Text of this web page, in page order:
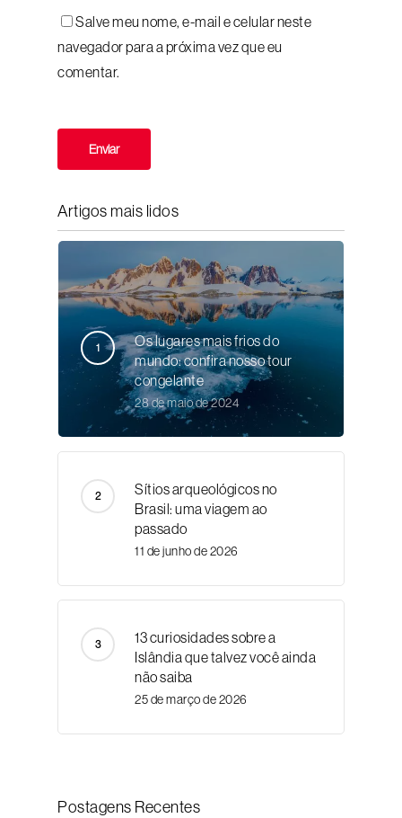
Salve meu nome, e-mail e celular neste
navegador para a próxima vez que eu
comentar.
Artigos mais lidos
Os lugares mais frios do
mundo: confira nosso tour
congelante
28 de maio de 2024
Sítios arqueológicos no
Brasil: uma viagem ao
passado
11 de junho de 2026
13 curiosidades sobre a
Islândia que talvez você ainda
não saiba
25 de março de 2026
Postagens Recentes